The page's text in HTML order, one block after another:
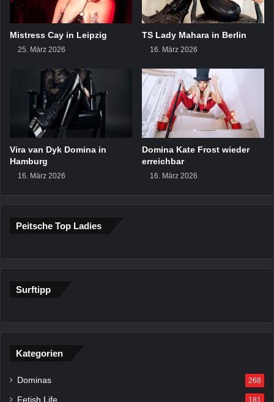
Mistress Cay in Leipzig
25. März 2026
TS Lady Mahara in Berlin
16. März 2026
Vira van Dyk Domina in
Hamburg
16. März 2026
Domina Kate Frost wieder
erreichbar
16. März 2026
Peitsche Top Ladies
Surftipp
Kategorien
Dominas 268
Fetish Life 181